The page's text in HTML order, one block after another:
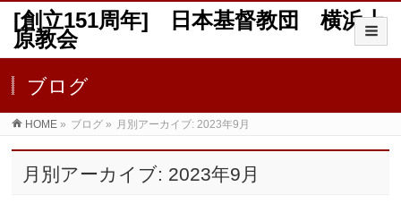
[創立151周年] 日本基督教団 横浜上
原教会
ブログ
HOME » ブログ » 月別アーカイブ: 2023年9月
月別アーカイブ: 2023年9月